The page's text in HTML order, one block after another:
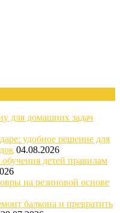
для домашних задач
удобное решение для
04.08.2026
детей правилам
на резиновой основе
балкона и превратить